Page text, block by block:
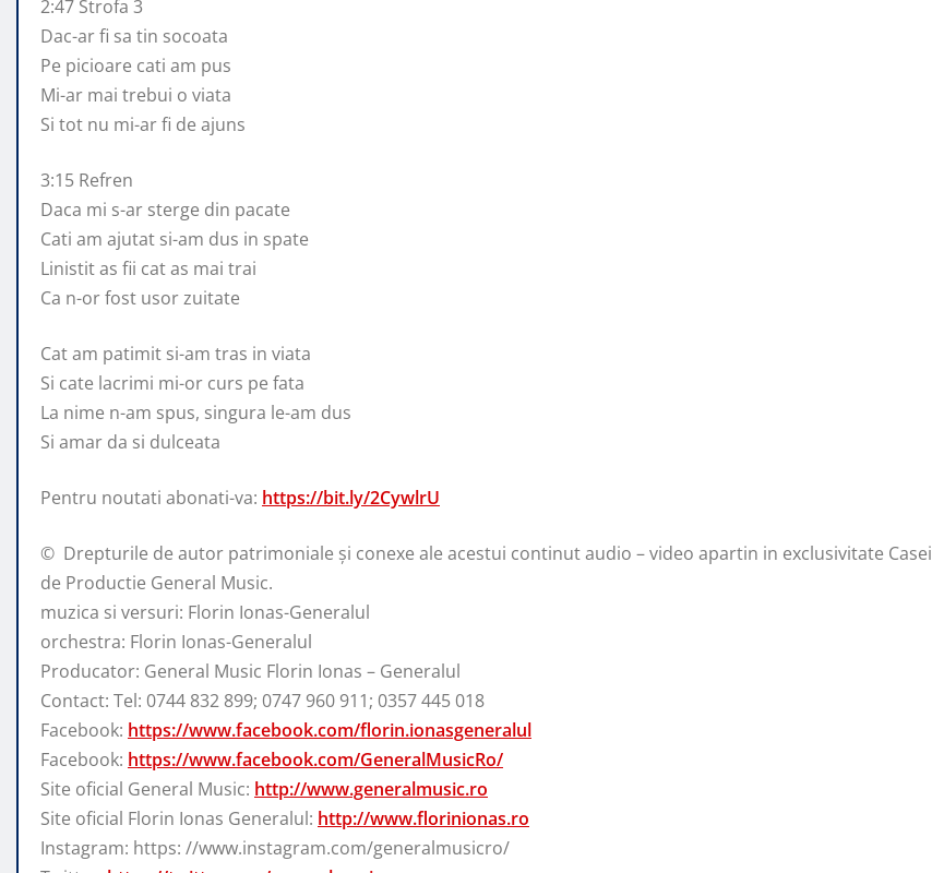
2:47 Strofa 3
Dac-ar fi sa tin socoata
Pe picioare cati am pus
Mi-ar mai trebui o viata
Si tot nu mi-ar fi de ajuns
3:15 Refren
Daca mi s-ar sterge din pacate
Cati am ajutat si-am dus in spate
Linistit as fii cat as mai trai
Ca n-or fost usor zuitate
Cat am patimit si-am tras in viata
Si cate lacrimi mi-or curs pe fata
La nime n-am spus, singura le-am dus
Si amar da si dulceata
Pentru noutati abonati-va: https://bit.ly/2CywlrU
© ️ Drepturile de autor patrimoniale și conexe ale acestui continut audio – video apartin in exclusivitate Casei
de Productie General Music.
muzica si versuri: Florin Ionas-Generalul
orchestra: Florin Ionas-Generalul
Producator: General Music Florin Ionas – Generalul
Contact: Tel: 0744 832 899; 0747 960 911; 0357 445 018
Facebook: https://www.facebook.com/florin.ionasgeneralul
Facebook: https://www.facebook.com/GeneralMusicRo/
Site oficial General Music: http://www.generalmusic.ro
Site oficial Florin Ionas Generalul: http://www.florinionas.ro
Instagram: https: //www.instagram.com/generalmusicro/